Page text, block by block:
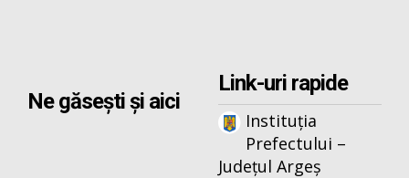
Ne găsești și aici
Link-uri rapide
Instituția
Prefectului –
Județul Argeș